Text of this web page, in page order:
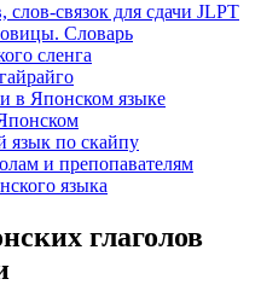
связок для сдачи JLPT
Словарь
сленга
в Японском языке
язык по скайпу
и препопавателям
языка
глаголов